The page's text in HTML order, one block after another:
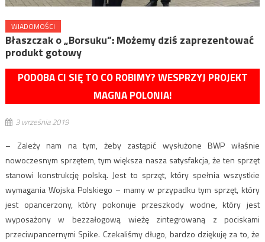
WIADOMOŚCI
Błaszczak o „Borsuku”: Możemy dziś zaprezentować
produkt gotowy
PODOBA CI SIĘ TO CO ROBIMY? WESPRZYJ PROJEKT
MAGNA POLONIA!
3 września 2019
– Zależy nam na tym, żeby zastąpić wysłużone BWP właśnie
nowoczesnym sprzętem, tym większa nasza satysfakcja, że ten sprzęt
stanowi konstrukcję polską. Jest to sprzęt, który spełnia wszystkie
wymagania Wojska Polskiego – mamy w przypadku tym sprzęt, który
jest opancerzony, który pokonuje przeszkody wodne, który jest
wyposażony w bezzałogową wieżę zintegrowaną z pociskami
przeciwpancernymi Spike. Czekaliśmy długo, bardzo dziękuję za to, że